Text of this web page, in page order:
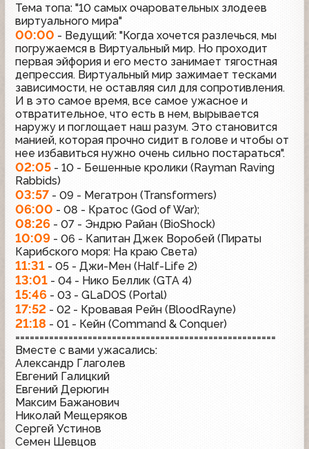
Тема топа: "10 самых очаровательных злодеев
виртуального мира"
00:00 - Ведущий: "Когда хочется разлечься, мы
погружаемся в Виртуальный мир. Но проходит
первая эйфория и его место занимает тягостная
депрессия. Виртуальный мир зажимает тесками
зависимости, не оставляя сил для сопротивления.
И в это самое время, все самое ужасное и
отвратительное, что есть в нем, вырывается
наружу и поглощает наш разум. Это становится
манией, которая прочно сидит в голове и чтобы от
нее избавиться нужно очень сильно постараться".
02:05 - 10 - Бешенные кролики (Rayman Raving
Rabbids)
03:57- 09 - Мегатрон (Transformers)
06:00 - 08 - Кратос (God of War);
08:26 - 07 - Эндрю Райан (BioShock)
10:09 - 06 - Капитан Джек Воробей (Пираты
Карибского моря: На краю Света)
11:31 - 05 - Джи-Мен (Half-Life 2)
13:01 - 04 - Нико Беллик (GTA 4)
15:46 - 03 - GLaDOS (Portal)
17:52 - 02 - Кровавая Рейн (BloodRayne)
21:18 - 01 - Кейн (Command & Conquer)
======================================================
Вместе с вами ужасались:
Александр Глаголев
Евгений Галицкий
Евгений Дерюгин
Максим Бажанович
Николай Мещеряков
Сергей Устинов
Семен Шевцов